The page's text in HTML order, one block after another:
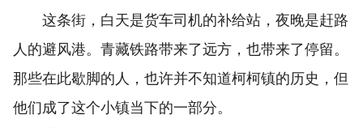
这条街，白天是货车司机的补给站，夜晚是赶路
人的避风港。青藏铁路带来了远方，也带来了停留。
那些在此歇脚的人，也许并不知道柯柯镇的历史，但
他们成了这个小镇当下的一部分。